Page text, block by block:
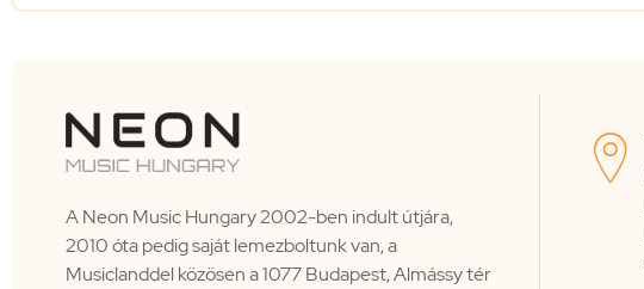
A Neon Music Hungary 2002-ben indult útjára,
2010 óta pedig saját lemezboltunk van, a
Musiclanddel közösen a 1077 Budapest, Almássy tér
